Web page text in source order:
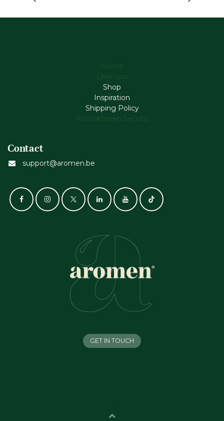
Home
Über uns
Shop
Inspiration
Shipping Policy
Kontaktieren Sie uns
Contact
support@aromen.be
GET IN TOUCH